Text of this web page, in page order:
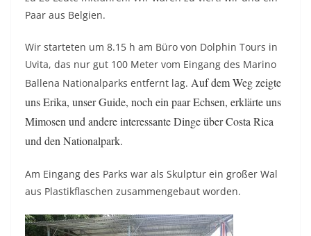
Paar aus Belgien.
Wir starteten um 8.15 h am Büro von Dolphin Tours in
Uvita, das nur gut 100 Meter vom Eingang des Marino
Ballena Nationalparks entfernt lag. Auf dem Weg zeigte
uns Erika, unser Guide, noch ein paar Echsen, erklärte uns
Mimosen und andere interessante Dinge über Costa Rica
und den Nationalpark.
Am Eingang des Parks war als Skulptur ein großer Wal
aus Plastikflaschen zusammengebaut worden.